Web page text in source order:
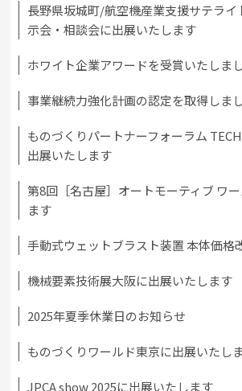
長野県坂城町/航空機産業支援サテラ
示会・相談会に出展いたします
ホワイト企業アワードを受賞いたしま
事業継続力強化計画の認定を取得しま
ものづくりパートナーフォーラム
出展いたします
第8回［名古屋］オートモーティブ ワ
ます
手動式ウェットブラスト装置 本体価格
機械要素技術展大阪に出展いたします
2025年夏季休業日のお知らせ
ものづくりワールド東京に出展いたし
JPCA show 2025に出展いたします